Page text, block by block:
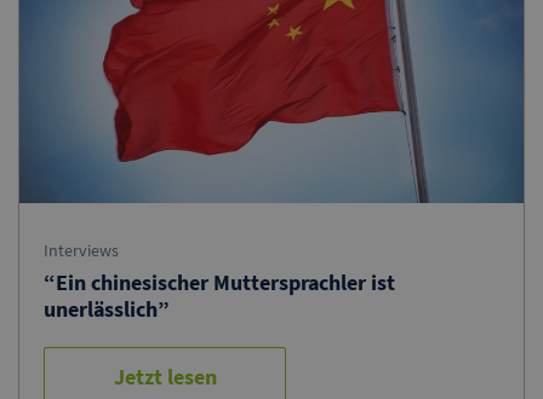
Interviews
“Ein chinesischer Muttersprachler ist
unerlässlich”
Jetzt lesen